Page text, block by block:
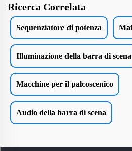
Ricerca Correlata
Sequenziatore di potenza
Illuminazione della barra di scena
Macchine per il palcoscenico
Audio della barra di scena